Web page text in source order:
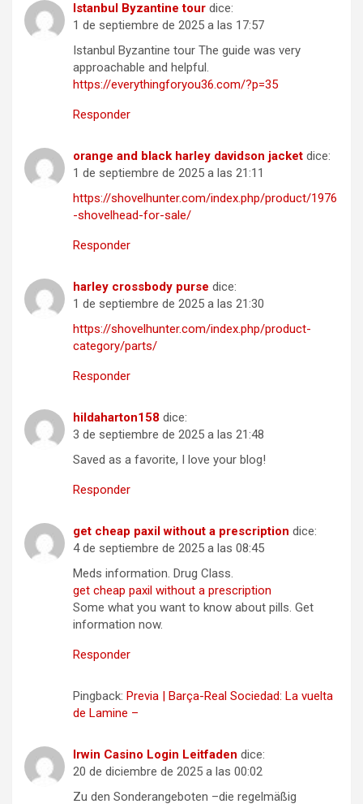
Istanbul Byzantine tour dice:
1 de septiembre de 2025 a las 17:57
Istanbul Byzantine tour The guide was very
approachable and helpful.
https://everythingforyou36.com/?p=35
Responder
orange and black harley davidson jacket dice:
1 de septiembre de 2025 a las 21:11
https://shovelhunter.com/index.php/product/1976
-shovelhead-for-sale/
Responder
harley crossbody purse dice:
1 de septiembre de 2025 a las 21:30
https://shovelhunter.com/index.php/product-
category/parts/
Responder
hildaharton158 dice:
3 de septiembre de 2025 a las 21:48
Saved as a favorite, I love your blog!
Responder
get cheap paxil without a prescription dice:
4 de septiembre de 2025 a las 08:45
Meds information. Drug Class.
get cheap paxil without a prescription
Some what you want to know about pills. Get
information now.
Responder
Pingback: Previa | Barça-Real Sociedad: La vuelta
de Lamine –
Irwin Casino Login Leitfaden dice:
20 de diciembre de 2025 a las 00:02
Zu den Sonderangeboten –die regelmäßig